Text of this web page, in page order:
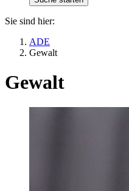
Sie sind hier:
ADE
Gewalt
Gewalt